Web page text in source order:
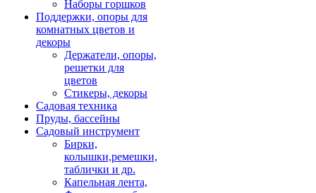
Наборы горшков
Поддержки, опоры для
комнатных цветов и
декоры
Держатели, опоры,
решетки для
цветов
Стикеры, декоры
Садовая техника
Пруды, бассейны
Садовый инструмент
Бирки,
колышки,ремешки,
таблички и др.
Капельная лента,